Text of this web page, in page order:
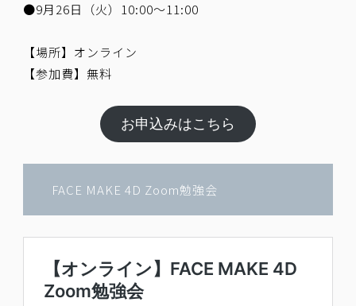
●9月26日（火）10:00～11:00
【場所】オンライン
【参加費】無料
お申込みはこちら
FACE MAKE 4D Zoom勉強会